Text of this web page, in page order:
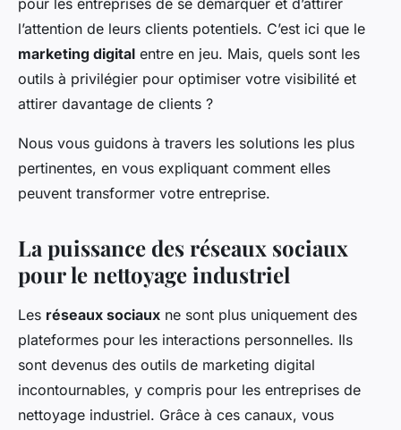
pour les entreprises de se démarquer et d’attirer
l’attention de leurs clients potentiels. C’est ici que le
marketing digital entre en jeu. Mais, quels sont les
outils à privilégier pour optimiser votre visibilité et
attirer davantage de clients ?
Nous vous guidons à travers les solutions les plus
pertinentes, en vous expliquant comment elles
peuvent transformer votre entreprise.
La puissance des réseaux sociaux
pour le nettoyage industriel
Les réseaux sociaux ne sont plus uniquement des
plateformes pour les interactions personnelles. Ils
sont devenus des outils de marketing digital
incontournables, y compris pour les entreprises de
nettoyage industriel. Grâce à ces canaux, vous